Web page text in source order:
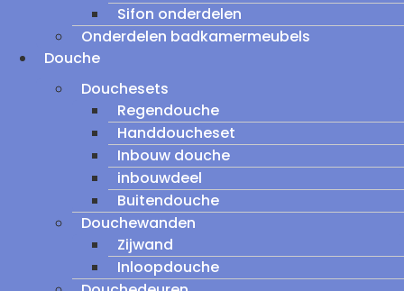
Sifon onderdelen
Onderdelen badkamermeubels
Douche
Douchesets
Regendouche
Handdoucheset
Inbouw douche
inbouwdeel
Buitendouche
Douchewanden
Zijwand
Inloopdouche